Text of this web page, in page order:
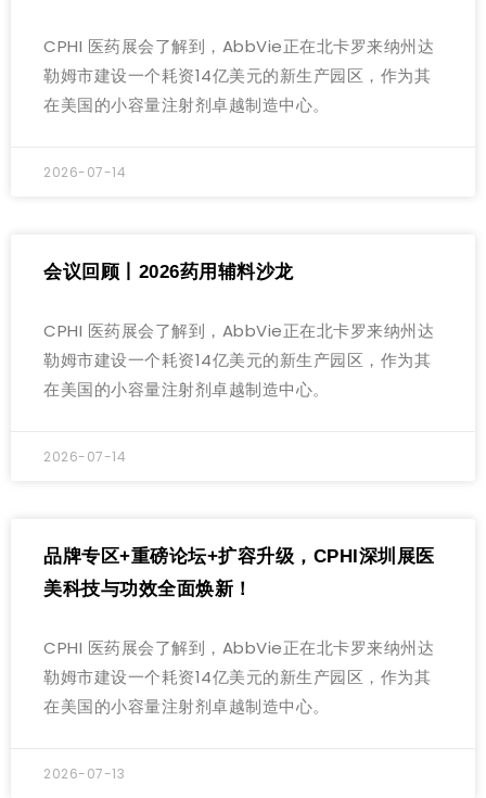
CPHI 医药展会了解到，AbbVie正在北卡罗来纳州达
勒姆市建设一个耗资14亿美元的新生产园区，作为其
在美国的小容量注射剂卓越制造中心。
2026-07-14
会议回顾丨2026药用辅料沙龙
CPHI 医药展会了解到，AbbVie正在北卡罗来纳州达
勒姆市建设一个耗资14亿美元的新生产园区，作为其
在美国的小容量注射剂卓越制造中心。
2026-07-14
品牌专区+重磅论坛+扩容升级，CPHI深圳展医
美科技与功效全面焕新！
CPHI 医药展会了解到，AbbVie正在北卡罗来纳州达
勒姆市建设一个耗资14亿美元的新生产园区，作为其
在美国的小容量注射剂卓越制造中心。
2026-07-13